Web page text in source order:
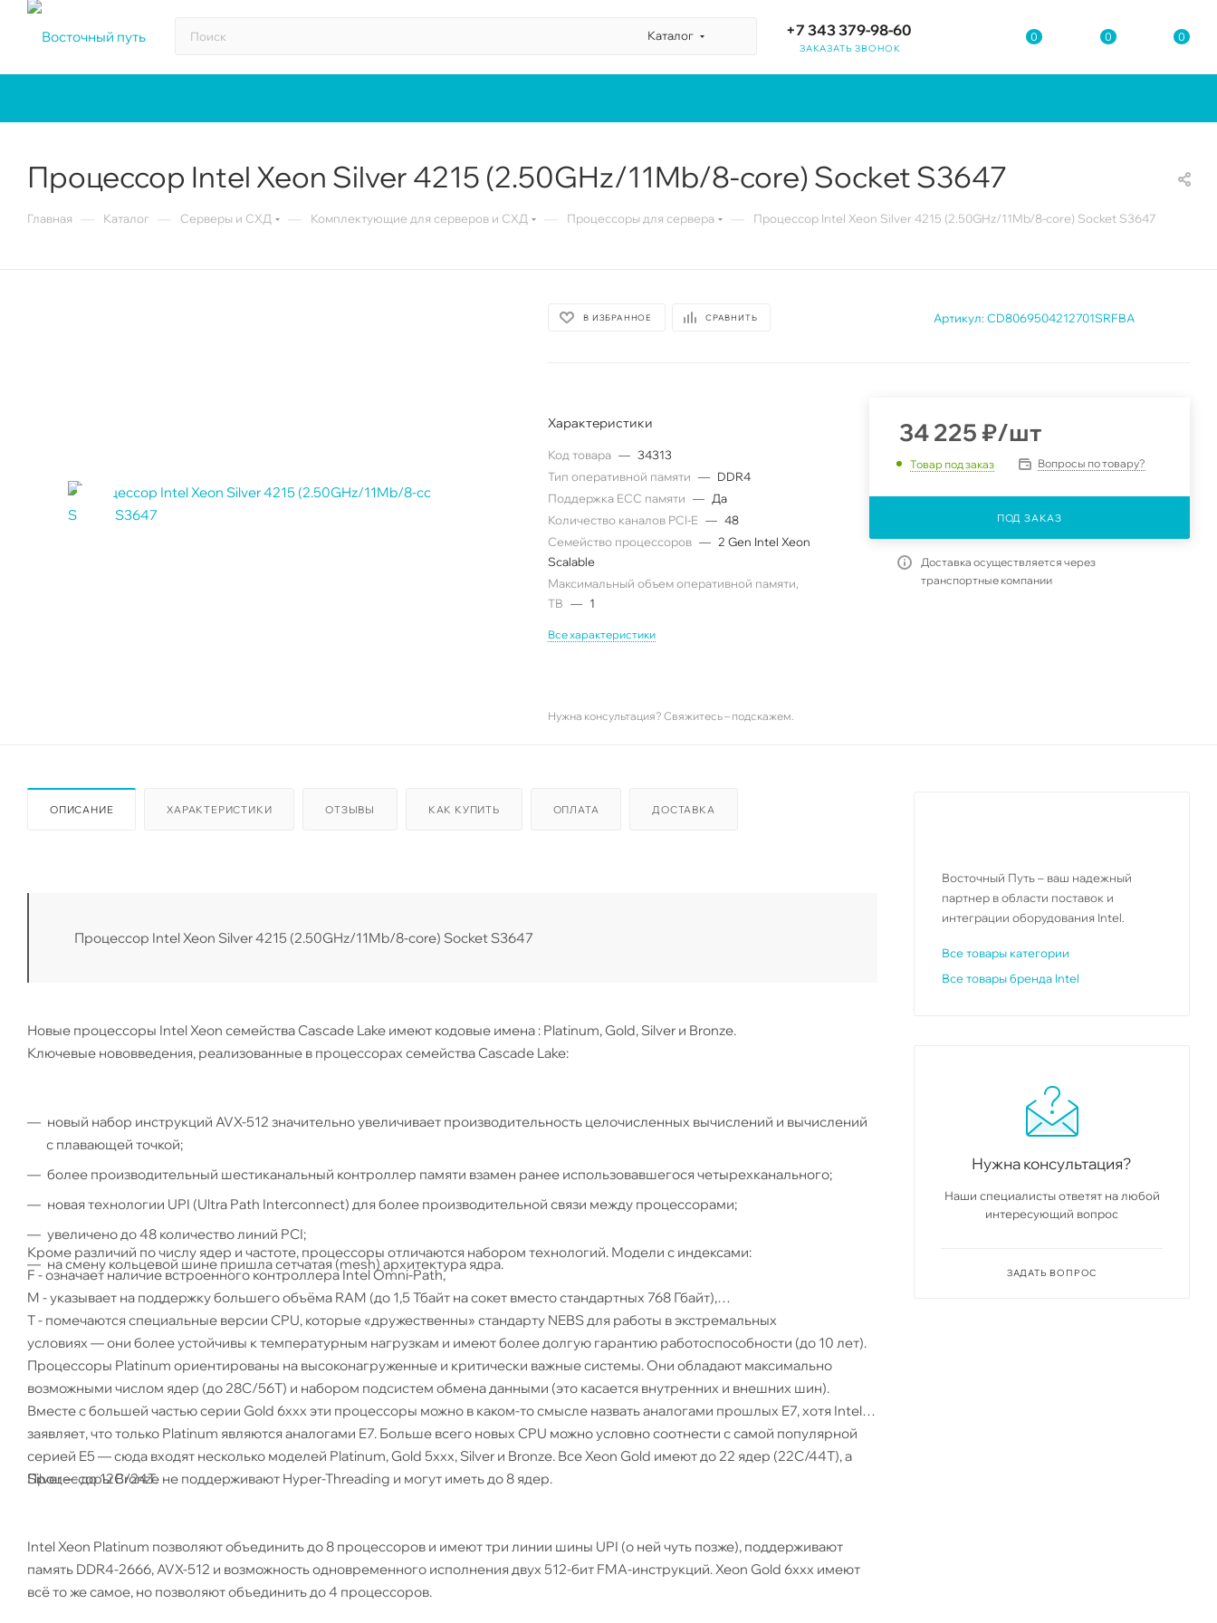
Каталог +7 343 379-98-60
ЗАКАЗАТЬ ЗВОНОК
0 0 0
Процессор Intel Xeon Silver 4215 (2.50GHz/11Mb/8-core) Socket S3647
Главная Каталог Серверы и СХД Комплектующие для серверов и СХД Процессоры для сервера Процессор Intel Xeon Silver 4215 (2.50GHz/11Mb/8-core) Socket S3647
В ИЗБРАННОЕ СРАВНИТЬ Артикул: CD8069504212701SRFBA
Характеристики
Код товара — 34313
Тип оперативной памяти — DDR4
Поддержка ECC памяти — Да
Количество каналов PCI-E — 48
Семейство процессоров — 2 Gen Intel Xeon
Scalable
Максимальный объем оперативной памяти,
TB — 1
Все характеристики
34 225 ₽/шт
Товар под заказ Вопросы по товару?
ПОД ЗАКАЗ
Доставка осуществляется через
транспортные компании
Нужна консультация? Свяжитесь – подскажем.
ОПИСАНИЕ ХАРАКТЕРИСТИКИ ОТЗЫВЫ КАК КУПИТЬ ОПЛАТА ДОСТАВКА
Процессор Intel Xeon Silver 4215 (2.50GHz/11Mb/8-core) Socket S3647
Новые процессоры Intel Xeon семейства Cascade Lake имеют кодовые имена : Platinum, Gold, Silver и Bronze.
Ключевые нововведения, реализованные в процессорах семейства Cascade Lake:
новый набор инструкций AVX-512 значительно увеличивает производительность целочисленных вычислений и вычислений
с плавающей точкой;
более производительный шестиканальный контроллер памяти взамен ранее использовавшегося четырехканального;
новая технологии UPI (Ultra Path Interconnect) для более производительной связи между процессорами;
увеличено до 48 количество линий PCI;
на смену кольцевой шине пришла сетчатая (mesh) архитектура ядра.
Кроме различий по числу ядер и частоте, процессоры отличаются набором технологий. Модели с индексами:
F - означает наличие встроенного контроллера Intel Omni-Path,
M - указывает на поддержку большего объёма RAM (до 1,5 Тбайт на сокет вместо стандартных 768 Гбайт),
T - помечаются специальные версии CPU, которые «дружественны» стандарту NEBS для работы в экстремальных
условиях — они более устойчивы к температурным нагрузкам и имеют более долгую гарантию работоспособности (до 10 лет).
Процессоры Platinum ориентированы на высоконагруженные и критически важные системы. Они обладают максимально
возможными числом ядер (до 28C/56T) и набором подсистем обмена данными (это касается внутренних и внешних шин).
Вместе с большей частью серии Gold 6xxx эти процессоры можно в каком-то смысле назвать аналогами прошлых E7, хотя Intel
заявляет, что только Platinum являются аналогами E7. Больше всего новых CPU можно условно соотнести с самой популярной
серией E5 — сюда входят несколько моделей Platinum, Gold 5xxx, Silver и Bronze. Все Xeon Gold имеют до 22 ядер (22С/44Т), а
Silver — до 12C/24T.
Процессоры Bronze не поддерживают Hyper-Threading и могут иметь до 8 ядер.
Intel Xeon Platinum позволяют объединить до 8 процессоров и имеют три линии шины UPI (о ней чуть позже), поддерживают
память DDR4-2666, AVX-512 и возможность одновременного исполнения двух 512-бит FMA-инструкций. Xeon Gold 6xxx имеют
всё то же самое, но позволяют объединить до 4 процессоров.
Восточный Путь – ваш надежный
партнер в области поставок и
интеграции оборудования Intel.
Все товары категории
Все товары бренда Intel
Нужна консультация?
Наши специалисты ответят на любой
интересующий вопрос
ЗАДАТЬ ВОПРОС